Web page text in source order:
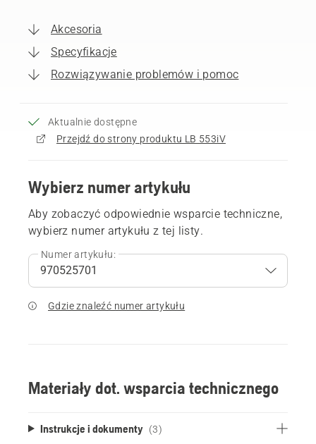
Akcesoria
Specyfikacje
Rozwiązywanie problemów i pomoc
Aktualnie dostępne
Przejdź do strony produktu LB 553iV
Wybierz numer artykułu
Aby zobaczyć odpowiednie wsparcie techniczne,
wybierz numer artykułu z tej listy.
Numer artykułu:
Gdzie znaleźć numer artykułu
Materiały dot. wsparcia technicznego
Instrukcje i dokumenty (3)